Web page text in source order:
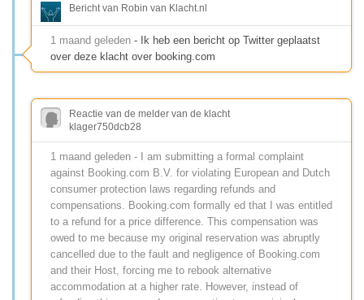
Bericht van Robin van Klacht.nl
1 maand geleden - Ik heb een bericht op Twitter geplaatst
over deze klacht over booking.com
Reactie van de melder van de klacht
klager750dcb28
1 maand geleden - I am submitting a formal complaint
against Booking.com B.V. for violating European and Dutch
consumer protection laws regarding refunds and
compensations. Booking.com formally ed that I was entitled
to a refund for a price difference. This compensation was
owed to me because my original reservation was abruptly
cancelled due to the fault and negligence of Booking.com
and their Host, forcing me to rebook alternative
accommodation at a higher rate. However, instead of